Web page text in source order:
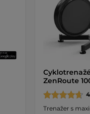
ZenRoute
Trenažer s